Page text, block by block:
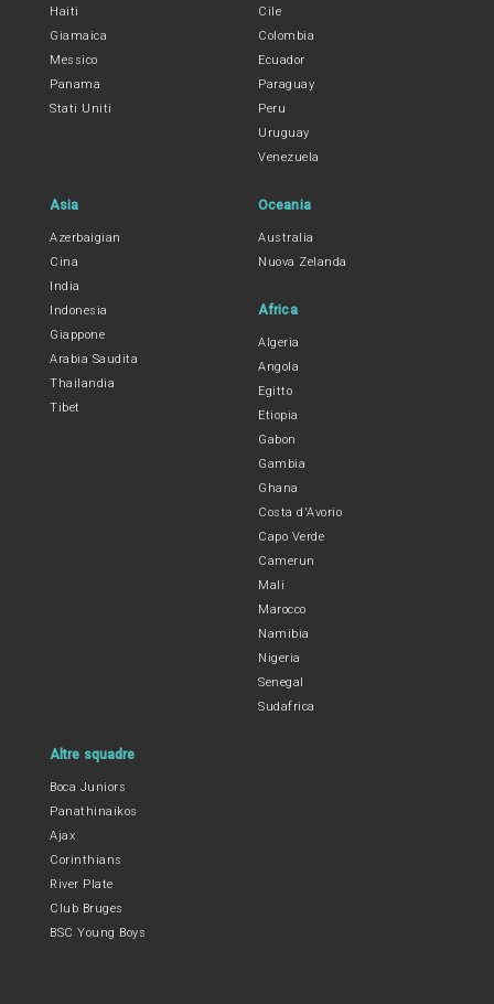
Haiti
Giamaica
Messico
Panama
Stati Uniti
Cile
Colombia
Ecuador
Paraguay
Peru
Uruguay
Venezuela
Asia
Azerbaigian
Cina
India
Indonesia
Giappone
Arabia Saudita
Thailandia
Tibet
Oceania
Australia
Nuova Zelanda
Africa
Algeria
Angola
Egitto
Etiopia
Gabon
Gambia
Ghana
Costa d'Avorio
Capo Verde
Camerun
Mali
Marocco
Namibia
Nigeria
Senegal
Sudafrica
Altre squadre
Boca Juniors
Panathinaikos
Ajax
Corinthians
River Plate
Club Bruges
BSC Young Boys